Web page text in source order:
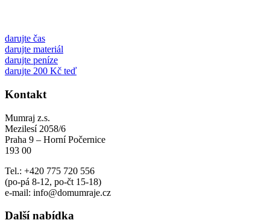
darujte čas
darujte materiál
darujte peníze
darujte 200 Kč teď
Kontakt
Mumraj z.s.
Mezilesí 2058/6
Praha 9 – Horní Počernice
193 00
Tel.: +420 775 720 556
(po-pá 8-12, po-čt 15-18)
e-mail: info@domumraje.cz
Další nabídka